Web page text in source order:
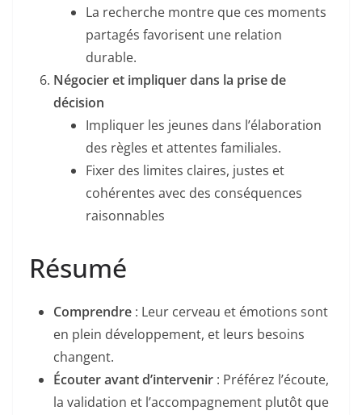
La recherche montre que ces moments
partagés favorisent une relation
durable.
Négocier et impliquer dans la prise de
décision
Impliquer les jeunes dans l’élaboration
des règles et attentes familiales.
Fixer des limites claires, justes et
cohérentes avec des conséquences
raisonnables
Résumé
Comprendre : Leur cerveau et émotions sont
en plein développement, et leurs besoins
changent.
Écouter avant d’intervenir : Préférez l’écoute,
la validation et l’accompagnement plutôt que